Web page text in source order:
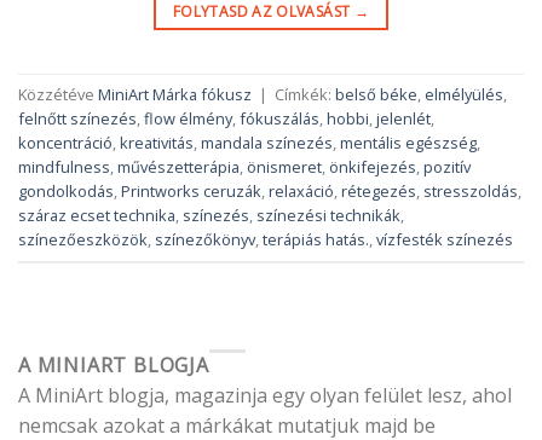
FOLYTASD AZ OLVASÁST →
Közzétéve MiniArt Márka fókusz | Címkék: belső béke, elmélyülés,
felnőtt színezés,flow élmény,fókuszálás,hobbi,jelenlét,
koncentráció,kreativitás,mandala színezés,mentális egészség,
mindfulness,művészetterápia, önismeret, önkifejezés,pozitív
gondolkodás,Printworks ceruzák,relaxáció,rétegezés, stresszoldás,
száraz ecset technika, színezés, színezési technikák,
színezőeszközök, színezőkönyv,terápiás hatás.,vízfesték színezés
A MINIART BLOGJA
A MiniArt blogja, magazinja egy olyan felület lesz, ahol
nemcsak azokat a márkákat mutatjuk majd be